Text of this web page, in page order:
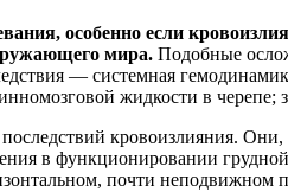
особенно если
мира. Подобные
— системная
жидкости в
кровоизлияния.
в функционировании
почти неподвижном